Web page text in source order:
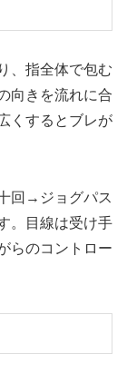
、指全体で包む
向きを流れに合
くするとブレが
回→ジョグパス
。目線は受け手
らのコントロー